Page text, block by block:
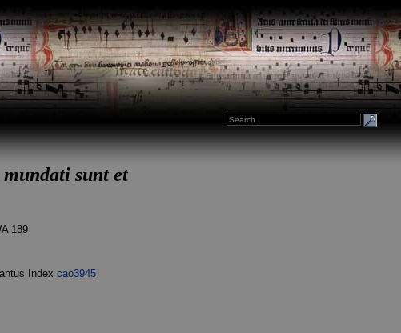
sunt et
189
Index cao3945